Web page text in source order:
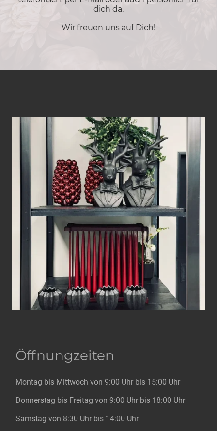
dich da.
Wir freuen uns auf Dich!
Öffnungzeiten
Montag bis Mittwoch von 9:00 Uhr bis 15:00 Uhr
Donnerstag bis Freitag von 9:00 Uhr bis 18:00 Uhr
Samstag von 8:30 Uhr bis 14:00 Uhr